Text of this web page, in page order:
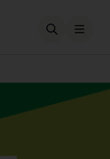
Suche